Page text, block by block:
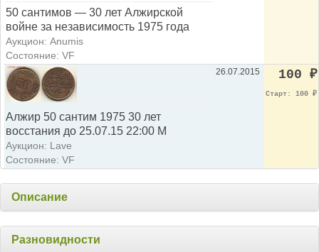
50 сантимов — 30 лет Алжирской
войне за независимость 1975 года
Аукцион: Anumis
Состояние: VF
Алжир 50 сантим 1975 30 лет
восстания до 25.07.15 22:00 М
Аукцион: Lave
Состояние: VF
26.07.2015 100 ₽
Старт: 100 ₽
Описание
Разновидности